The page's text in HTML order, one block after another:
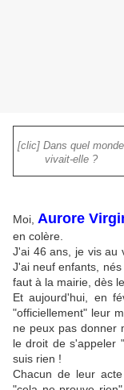
[clic] Dans quel monde
vivait-elle ?
Moi, Aurore
en colère.
J'ai 46 ans, je vis au
J'ai neuf enfants,
faut à la mairie, dès
Et aujourd'hui, en
"officiellement" leur
ne peux pas donner
le droit de s'appeler
suis rien !
Chacun de leur